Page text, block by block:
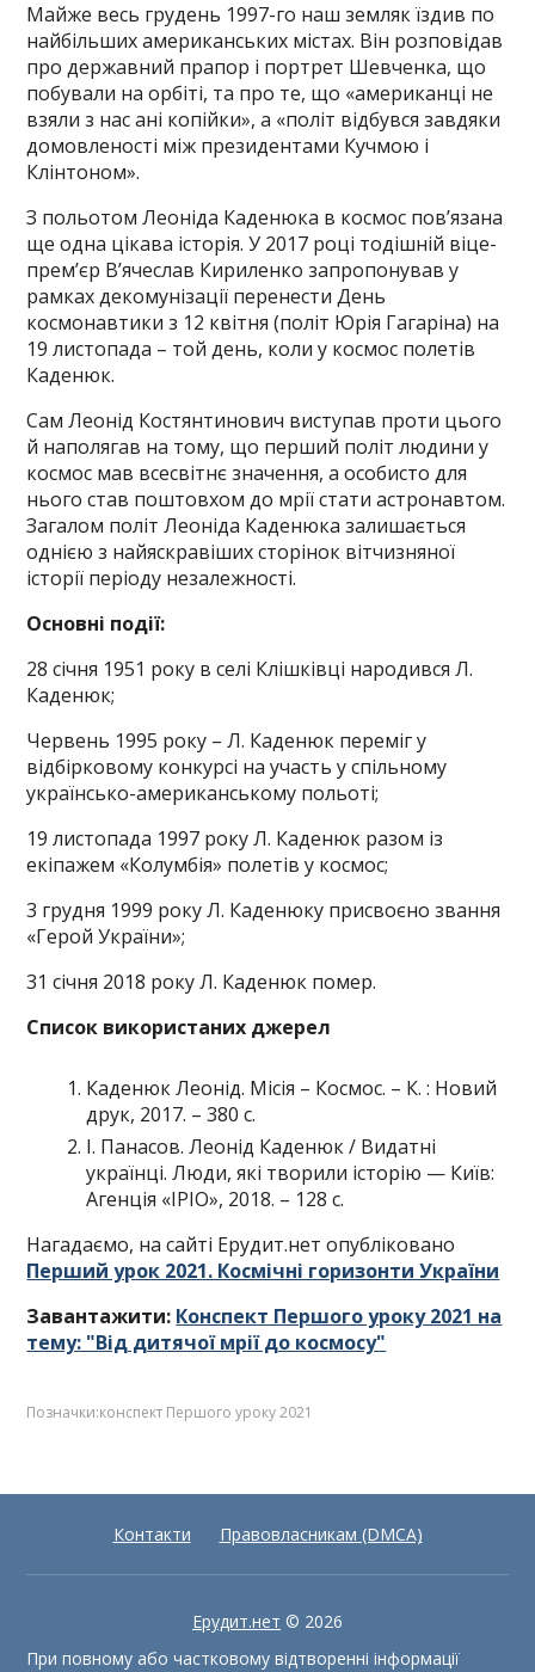
Майже весь грудень 1997-го наш земляк їздив по
найбільших американських містах. Він розповідав
про державний прапор і портрет Шевченка, що
побували на орбіті, та про те, що «американці не
взяли з нас ані копійки», а «політ відбувся завдяки
домовленості між президентами Кучмою і
Клінтоном».
З польотом Леоніда Каденюка в космос пов’язана
ще одна цікава історія. У 2017 році тодішній віце-
прем’єр В’ячеслав Кириленко запропонував у
рамках декомунізації перенести День
космонавтики з 12 квітня (політ Юрія Гагаріна) на
19 листопада – той день, коли у космос полетів
Каденюк.
Сам Леонід Костянтинович виступав проти цього
й наполягав на тому, що перший політ людини у
космос мав всесвітнє значення, а особисто для
нього став поштовхом до мрії стати астронавтом.
Загалом політ Леоніда Каденюка залишається
однією з найяскравіших сторінок вітчизняної
історії періоду незалежності.
Основні події:
28 січня 1951 року в селі Клішківці народився Л.
Каденюк;
Червень 1995 року – Л. Каденюк переміг у
відбірковому конкурсі на участь у спільному
українсько-американському польоті;
19 листопада 1997 року Л. Каденюк разом із
екіпажем «Колумбія» полетів у космос;
3 грудня 1999 року Л. Каденюку присвоєно звання
«Герой України»;
31 січня 2018 року Л. Каденюк помер.
Список використаних джерел
Каденюк Леонід. Місія – Космос. – К. : Новий
друк, 2017. – 380 с.
І. Панасов. Леонід Каденюк / Видатні
українці. Люди, які творили історію — Київ:
Агенція «ІРІО», 2018. – 128 с.
Нагадаємо, на сайті Ерудит.нет опубліковано
Перший урок 2021. Космічні горизонти України
Завантажити: Конспект Першого уроку 2021 на
тему: "Від дитячої мрії до космосу"
Позначки:конспект Першого уроку 2021
Контакти Правовласникам (DMCA)
Ерудит.нет © 2026
При повному або частковому відтворенні інформації